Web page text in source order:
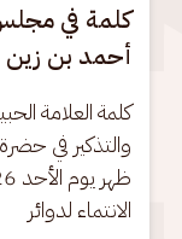
كلمة في مجلس
أحمد بن زين
كلمة العلامة
والتذكير في
الانتماء لدوائر